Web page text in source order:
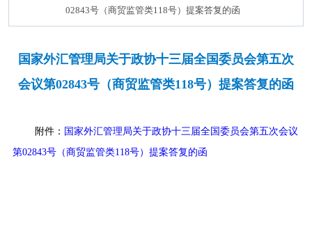
02843号（商贸监管类118号）提案答复的函
国家外汇管理局关于政协十三届全国委员会第五次
会议第02843号（商贸监管类118号）提案答复的函
附件： 国家外汇管理局关于政协十三届全国委员会第五次会议
第02843号（商贸监管类118号）提案答复的函